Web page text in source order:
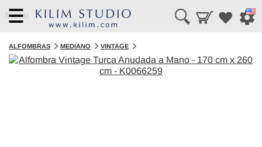
Menu
ALFOMBRAS MEDIANO VINTAGE